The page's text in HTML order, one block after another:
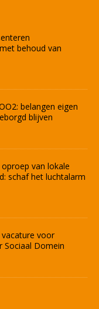
behoud van
belangen eigen
blijven
van lokale
schaf het luchtalarm
voor
Sociaal Domein